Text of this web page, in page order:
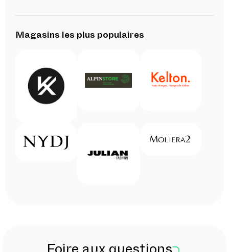
Magasins les plus populaires